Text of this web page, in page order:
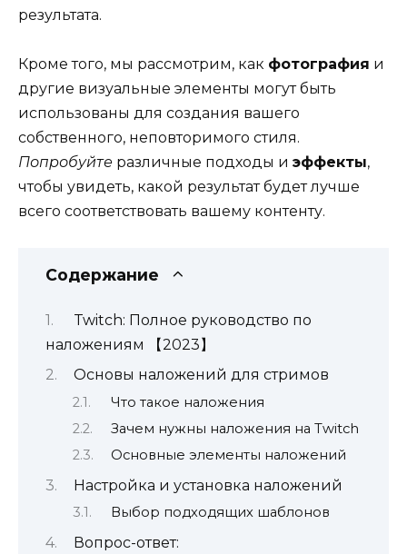
результата.
Кроме того, мы рассмотрим, как фотография и
другие визуальные элементы могут быть
использованы для создания вашего
собственного, неповторимого стиля.
Попробуйте различные подходы и эффекты,
чтобы увидеть, какой результат будет лучше
всего соответствовать вашему контенту.
Содержание
Twitch: Полное руководство по
наложениям 【2023】
Основы наложений для стримов
Что такое наложения
Зачем нужны наложения на Twitch
Основные элементы наложений
Настройка и установка наложений
Выбор подходящих шаблонов
Вопрос-ответ: